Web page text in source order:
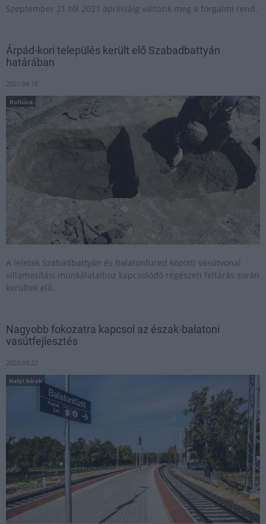
Szeptember 21-től 2021 áprilisáig változik meg a forgalmi rend.
Árpád-kori település került elő Szabadbattyán
határában
2021.04.18
Kultúra
A leletek Szabadbattyán és Balatonfüred közötti vasútvonal
villamosítási munkálataihoz kapcsolódó régészeti feltárás során
kerültek elő.
Nagyobb fokozatra kapcsol az észak-balatoni
vasútfejlesztés
2020.09.22
Helyi hírek